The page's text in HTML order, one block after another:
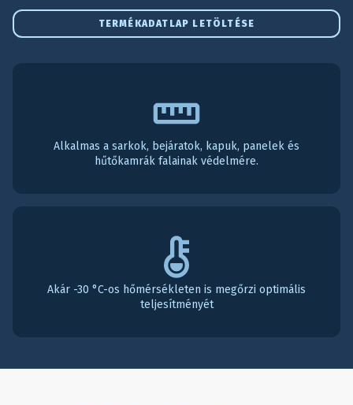
TERMÉKADATLAP LETÖLTÉSE
Alkalmas a sarkok, bejáratok, kapuk, panelek és
hűtőkamrák falainak védelmére.
Akár -30 °C-os hőmérsékleten is megőrzi optimális
teljesítményét